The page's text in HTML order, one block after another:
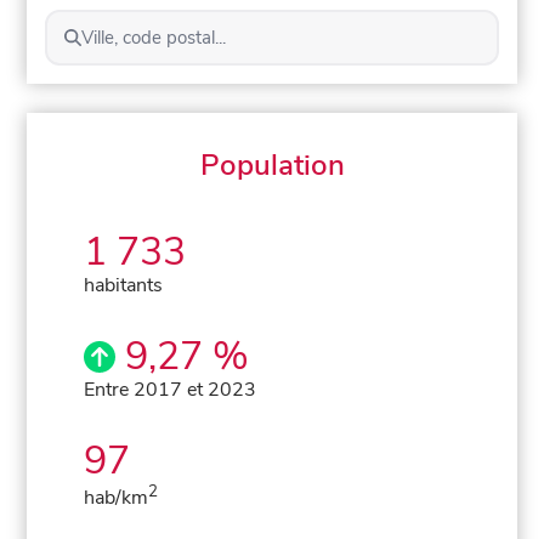
Ville, code postal...
Population
1 733
habitants
9,27 %
Entre 2017 et 2023
97
hab/km2